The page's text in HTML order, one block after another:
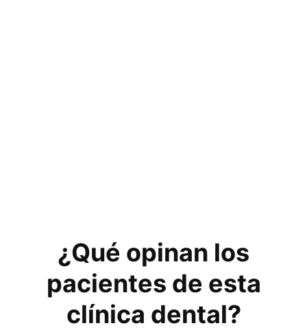
¿Qué opinan los
pacientes de esta
clínica dental?